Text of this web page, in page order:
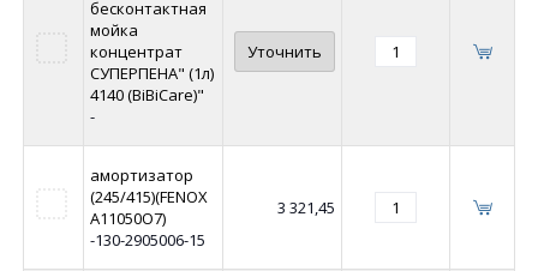
бесконтактная
мойка
концентрат
СУПЕРПЕНА" (1л)
4140 (BiBiCare)"
-
Уточнить
амортизатор
(245/415)(FENOX
A11050O7)
-130-2905006-15
3 321,45